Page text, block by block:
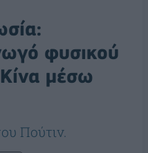
φυσικού
μέσω
Πούτιν.